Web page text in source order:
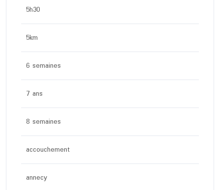
5h30
5km
6 semaines
7 ans
8 semaines
accouchement
annecy